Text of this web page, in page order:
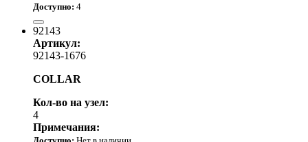
Доступно: 4
92143
Артикул:
92143-1676
COLLAR
Кол-во на узел:
4
Примечания: